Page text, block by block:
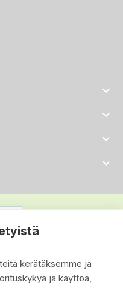
kerätäksemme ja
ja käyttöä,



